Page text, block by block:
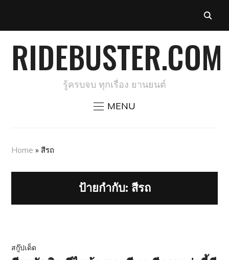
RIDEBUSTER.COM
รู้ครบจบ ทุกเรื่อง ยานยนต์
MENU
Home » สีรถ
ป้ายกำกับ: สีรถ
สกู๊ปเด็ด